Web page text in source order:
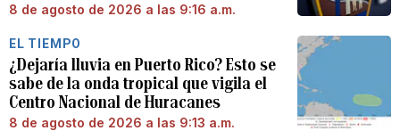
8 de agosto de 2026 a las 9:16 a.m.
EL TIEMPO
¿Dejaría lluvia en Puerto Rico? Esto se
sabe de la onda tropical que vigila el
Centro Nacional de Huracanes
8 de agosto de 2026 a las 9:13 a.m.